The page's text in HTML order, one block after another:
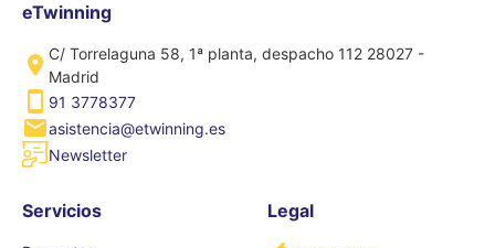
eTwinning
C/ Torrelaguna 58, 1ª planta, despacho 112 28027 -
Madrid
91 3778377
asistencia@etwinning.es
Newsletter
Servicios Legal